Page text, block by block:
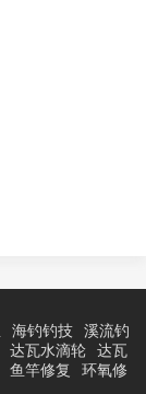
海钓钓技
溪流钓
达瓦水滴轮
达瓦
鱼竿修复
环氧修